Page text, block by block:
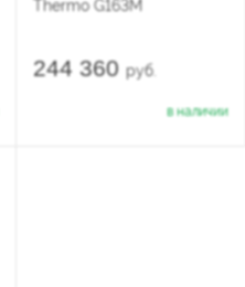
Thermo G163M
244 360 руб.
в наличии